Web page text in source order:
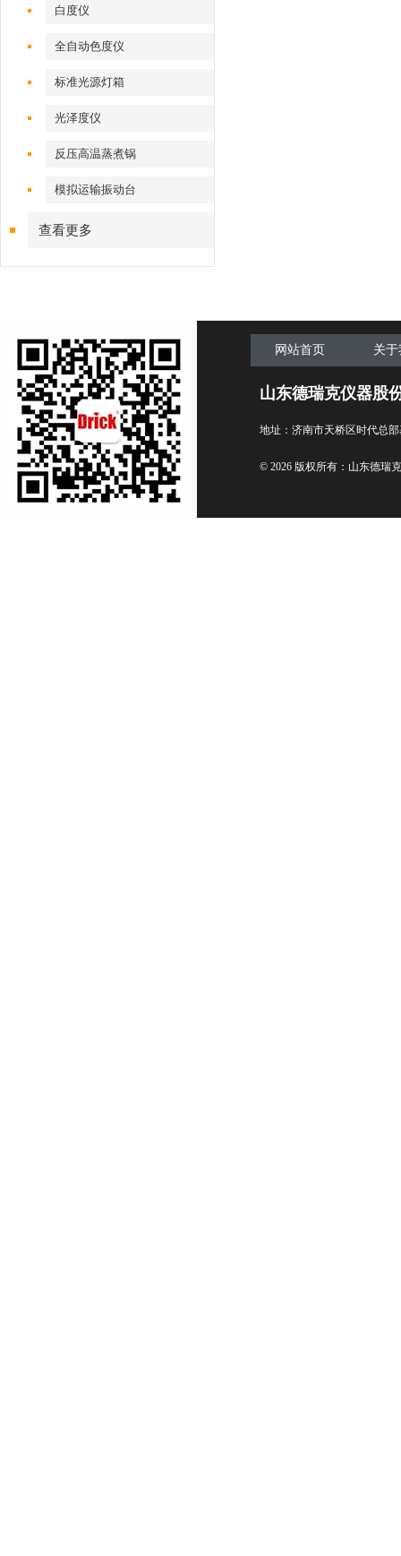
白度仪
全自动色度仪
标准光源灯箱
光泽度仪
反压高温蒸煮锅
模拟运输振动台
查看更多
网站首页 关
山东德瑞克仪器股
地址：济南市天桥区时代总
© 2026 版权所有：山东德瑞